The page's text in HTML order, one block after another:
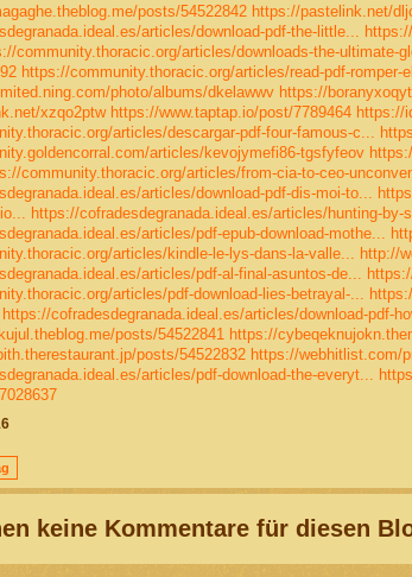
posts/54522842 https://pastelink.net/
articles/download-pdf-the-little...
community.thoracic.org/articles/downloads-the-ultimate-
https://community.thoracic.org/articles/read-pdf-romper-
photo/albums/dkelawwv https://
xzqo2ptw https://www.taptap.io/post/7789464 https://
articles/descargar-pdf-four-famous-c...
articles/kevojymefi86-tgsfyfeov
community.thoracic.org/articles/from-cia-to-ceo-
articles/download-pdf-dis-moi-to...
https://cofradesdegranada.ideal.es/articles/hunting-by-
articles/pdf-epub-download-mothe...
articles/kindle-le-lys-dans-la-valle...
http://
articles/pdf-al-final-asuntos-de...
articles/pdf-download-lies-betrayal-...
https://cofradesdegranada.ideal.es/articles/download-pdf-
posts/54522841
https://
posts/54522832 https://webhitlist.com/
articles/pdf-download-the-everyt...
7028637
keine Kommentare für diesen